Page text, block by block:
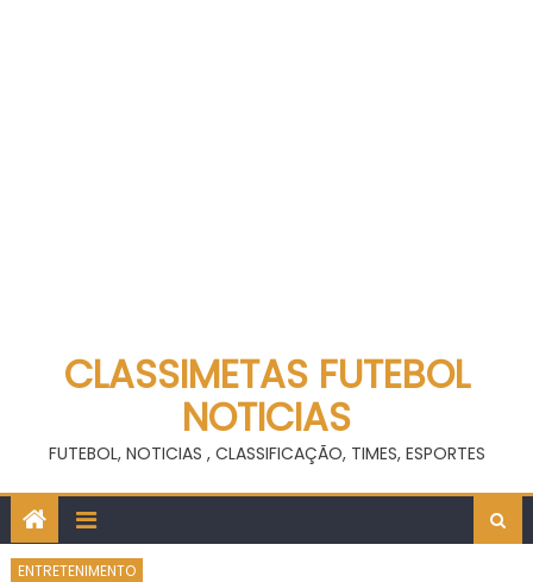
CLASSIMETAS FUTEBOL
NOTICIAS
FUTEBOL, NOTICIAS , CLASSIFICAÇÃO, TIMES, ESPORTES
ENTRETENIMENTO